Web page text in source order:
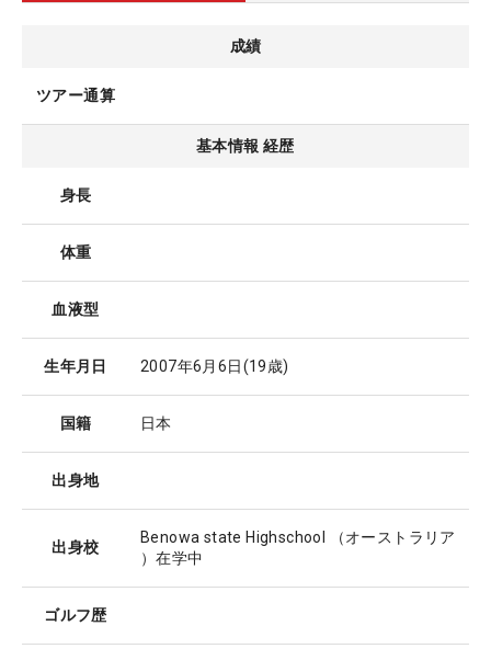
成績
ツアー通算
基本情報 経歴
身長
体重
血液型
生年月日 2007年6月6日(19歳)
国籍 日本
出身地
出身校
Benowa state Highschool （オーストラリア
）在学中
ゴルフ歴